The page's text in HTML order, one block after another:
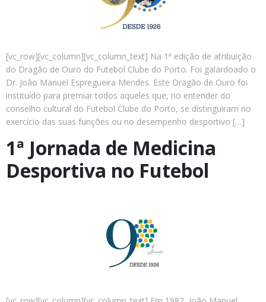
[vc_row][vc_column][vc_column_text] Na 1ª edição de atribuição
do Dragão de Ouro do Futebol Clube do Porto. Foi galardoado o
Dr. João Manuel Espregueira Mendes. Este Dragão de Ouro foi
instituído para premiar todos aqueles que, no entender do
conselho cultural do Futebol Clube do Porto, se distinguiram no
exercício das suas funções ou no desempenho desportivo […]
1ª Jornada de Medicina
Desportiva no Futebol